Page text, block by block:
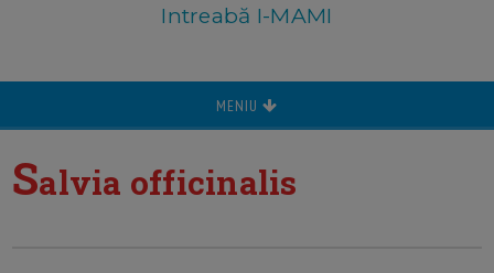
Intreabă I-MAMI
MENIU
Salvia officinalis